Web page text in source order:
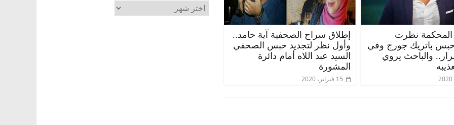
نظرت
حبس باتريك جورج وفي
والباحث يروي
إطلاق سراح الصحفية آية حامد..
وأول نظر لتجديد حبس الصحفي
السيد عبد اللاه أمام دائرة
المشورة
15 فبراير، 2020
الأرشيف